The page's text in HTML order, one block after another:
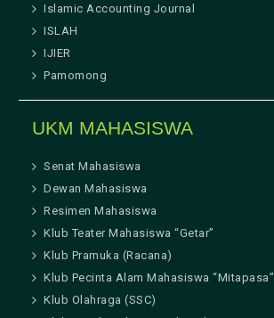
Islamic Accounting Journal
ISLAH
IJIER
Pamomong
UKM MAHASISWA
Senat Mahasiswa
Dewan Mahasiswa
Resimen Mahasiswa
Klub Teater Mahasiswa “Getar”
Klub Pramuka (Racana)
Klub Pecinta Alam Mahasiswa “Mitapasa”
Klub Olahraga (SSC)